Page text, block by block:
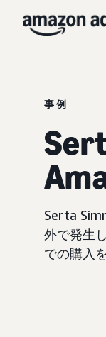
事例
Serta
外で発生
での購入